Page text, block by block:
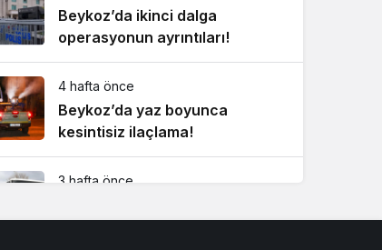
Beykoz’da ikinci dalga
operasyonun ayrıntıları!
4 hafta önce
Beykoz’da yaz boyunca
kesintisiz ilaçlama!
3 hafta önce